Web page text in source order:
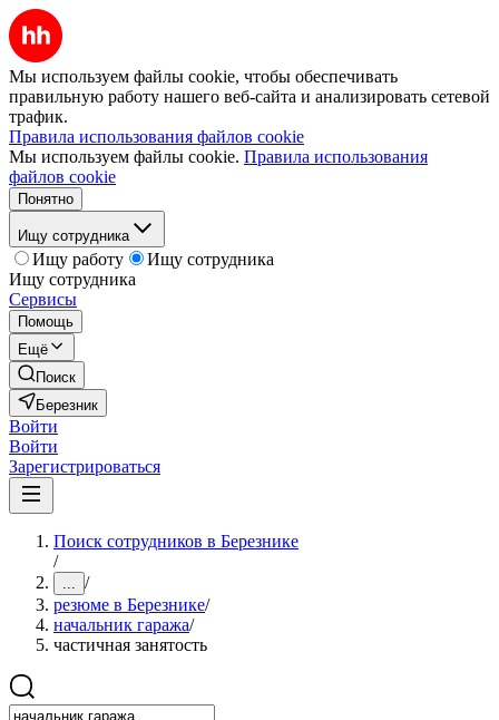
Мы используем файлы cookie, чтобы обеспечивать
правильную работу нашего веб-сайта и анализировать сетевой
трафик.
Правила использования файлов cookie
Мы используем файлы cookie. Правила использования
файлов cookie
Понятно
Ищу сотрудника
Ищу работу
Ищу сотрудника
Ищу сотрудника
Сервисы
Помощь
Ещё
Поиск
Березник
Войти
Войти
Зарегистрироваться
Поиск сотрудников в Березнике
/
... /
резюме в Березнике/
начальник гаража/
частичная занятость